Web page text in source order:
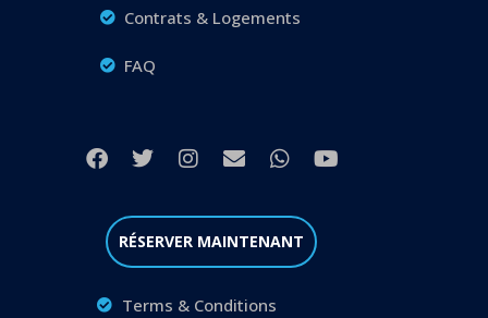
Contrats & Logements
FAQ
RÉSERVER MAINTENANT
Terms & Conditions